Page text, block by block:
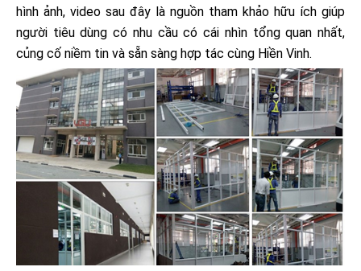
hình ảnh, video sau đây là nguồn tham khảo hữu ích giúp
người tiêu dùng có nhu cầu có cái nhìn tổng quan nhất,
củng cố niềm tin và sẵn sàng hợp tác cùng Hiền Vinh.